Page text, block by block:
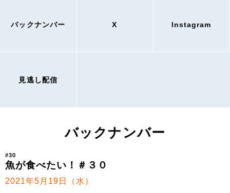
バックナンバー X Instagram
見逃し配信
バックナンバー
#30
魚が食べたい！＃３０
2021年5月19日（水）